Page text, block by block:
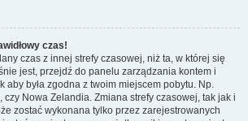
czas!
czas z innej strefy czasowej, niż ta, w której się
jest, przejdź do panelu zarządzania kontem i
aby była zgodna z twoim miejscem pobytu. Np.
czy Nowa Zelandia. Zmiana strefy czasowej, tak jak i
zostać wykonana tylko przez zarejestrowanych